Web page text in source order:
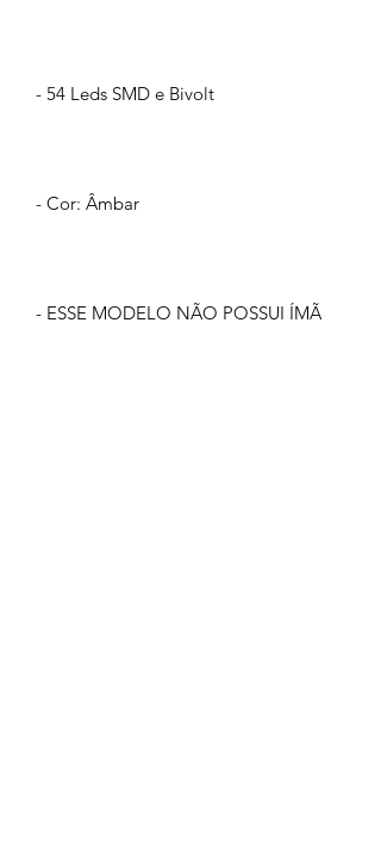
- 54 Leds SMD e Bivolt
- Cor: Âmbar
- ESSE MODELO NÃO POSSUI ÍMÃ